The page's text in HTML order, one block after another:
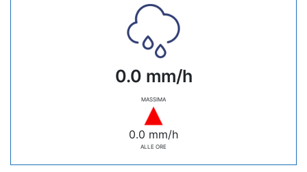
0.0 mm/h
MASSIMA
0.0 mm/h
ALLE ORE